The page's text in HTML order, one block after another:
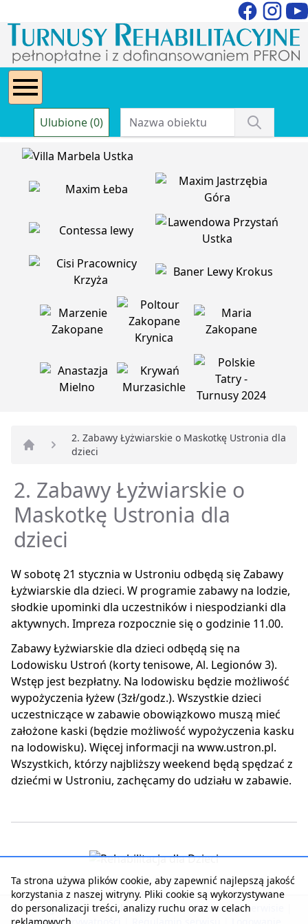
Ulubione (0)
Strona główna
2. Zabawy Łyżwiarskie o Maskotkę Ustronia dla
dzieci
2. Zabawy Łyżwiarskie o
Maskotkę Ustronia dla
dzieci
W sobotę 21 stycznia w Ustroniu odbędą się Zabawy
Łyżwiarskie dla dzieci. W programie zabawy na lodzie,
słodkie upominki dla uczestników i niespodzianki dla
aktywnych. Impreza rozpocznie się o godzinie 11.00.
Zabawy Łyżwiarskie dla dzieci odbędą się na
Lodowisku Ustroń (korty tenisowe, Al. Legionów 3).
Wstęp jest bezpłatny. Na lodowisku będzie możliwość
wypożyczenia łyżew (3zł/godz.). Wszystkie dzieci
uczestniczące w zabawie obowiązkowo muszą mieć
założone kaski (będzie możliwość wypożyczenia kasku
na lodowisku). Więcej informacji na www.ustron.pl.
Wszystkich, którzy najbliższy weekend będą spędzać z
dziećmi w Ustroniu, zachęcamy do udziału w zabawie.
Strona główna | Kontakt z serwisem | Reklama w serwisie
Ta strona używa plików cookie, aby zapewnić najlepszą jakość
korzystania z naszej witryny. Pliki cookie są wykorzystywane
do personalizacji treści, analizy ruchu oraz w celach